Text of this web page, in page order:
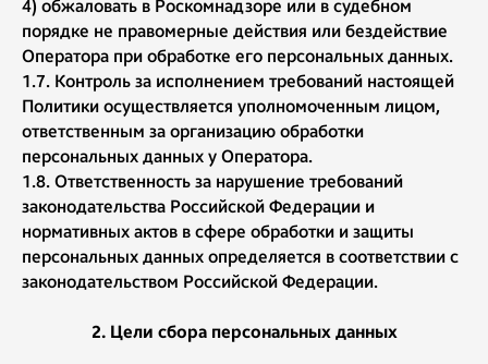
4) обжаловать в Роскомнадзоре или в судебном
порядке не правомерные действия или бездействие
Оператора при обработке его персональных данных.
1.7. Контроль за исполнением требований настоящей
Политики осуществляется уполномоченным лицом,
ответственным за организацию обработки
персональных данных у Оператора.
1.8. Ответственность за нарушение требований
законодательства Российской Федерации и
нормативных актов в сфере обработки и защиты
персональных данных определяется в соответствии с
законодательством Российской Федерации.
2. Цели сбора персональных данных